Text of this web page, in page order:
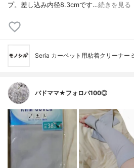
プ。差し込み内径8.3cmです…続きを見る
Seria カーペット用粘着クリーナー
バドママ★フォロバ100◎